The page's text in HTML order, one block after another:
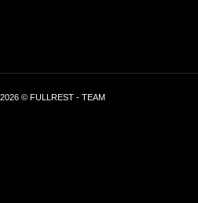
2026 © FULLREST - TEAM